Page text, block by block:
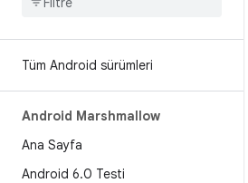
Tüm Android sürümleri
Android Marshmallow
Ana Sayfa
Android 6.0 Testi